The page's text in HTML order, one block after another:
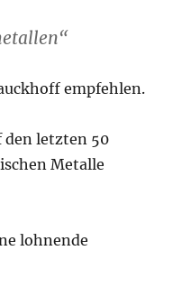
empfehlen.
den letzten 50
Metalle
lohnende